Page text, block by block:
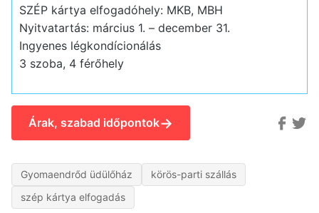
SZÉP kártya elfogadóhely: MKB, MBH
Nyitvatartás: március 1. – december 31.
Ingyenes légkondícionálás
3 szoba, 4 férőhely
Árak, szabad időpontok→
Gyomaendrőd üdülőház
körös-parti szállás
szép kártya elfogadás